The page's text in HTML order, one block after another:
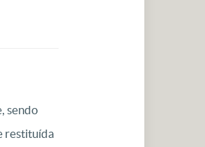
sendo
restituída